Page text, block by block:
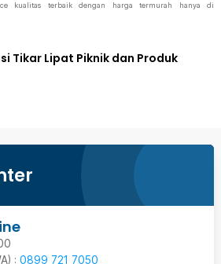
kualitas terbaik dengan harga termurah hanya di
Tikar Lipat Piknik dan Produk
: 0899 721 7050